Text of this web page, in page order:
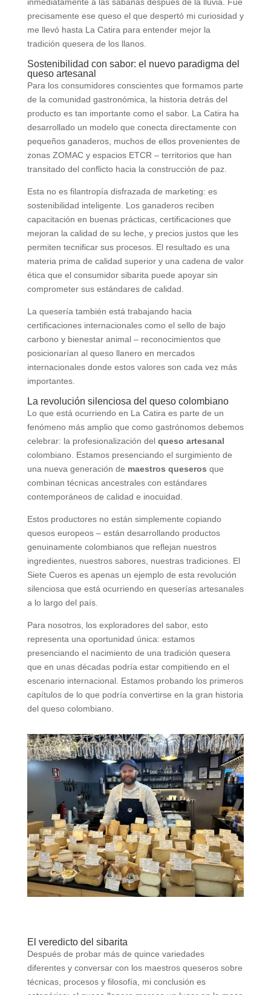
precisamente ese queso el que despertó mi curiosidad y
me llevó hasta La Catira para entender mejor la
tradición quesera de los llanos.
Sostenibilidad con sabor: el nuevo paradigma del
queso artesanal
Para los consumidores conscientes que formamos parte
de la comunidad gastronómica, la historia detrás del
producto es tan importante como el sabor. La Catira ha
desarrollado un modelo que conecta directamente con
pequeños ganaderos, muchos de ellos provenientes de
zonas ZOMAC y espacios ETCR – territorios que han
transitado del conflicto hacia la construcción de paz.
Esta no es filantropía disfrazada de marketing: es
sostenibilidad inteligente. Los ganaderos reciben
capacitación en buenas prácticas, certificaciones que
mejoran la calidad de su leche, y precios justos que les
permiten tecnificar sus procesos. El resultado es una
materia prima de calidad superior y una cadena de valor
ética que el consumidor sibarita puede apoyar sin
comprometer sus estándares de calidad.
La quesería también está trabajando hacia
certificaciones internacionales como el sello de bajo
carbono y bienestar animal – reconocimientos que
posicionarían al queso llanero en mercados
internacionales donde estos valores son cada vez más
importantes.
La revolución silenciosa del queso colombiano
Lo que está ocurriendo en La Catira es parte de un
fenómeno más amplio que como gastrónomos debemos
celebrar: la profesionalización del queso artesanal
colombiano. Estamos presenciando el surgimiento de
una nueva generación de maestros queseros que
combinan técnicas ancestrales con estándares
contemporáneos de calidad e inocuidad.
Estos productores no están simplemente copiando
quesos europeos – están desarrollando productos
genuinamente colombianos que reflejan nuestros
ingredientes, nuestros sabores, nuestras tradiciones. El
Siete Cueros es apenas un ejemplo de esta revolución
silenciosa que está ocurriendo en queserías artesanales
a lo largo del país.
Para nosotros, los exploradores del sabor, esto
representa una oportunidad única: estamos
presenciando el nacimiento de una tradición quesera
que en unas décadas podría estar compitiendo en el
escenario internacional. Estamos probando los primeros
capítulos de lo que podría convertirse en la gran historia
del queso colombiano.
El veredicto del sibarita
Después de probar más de quince variedades
diferentes y conversar con los maestros queseros sobre
técnicas, procesos y filosofía, mi conclusión es